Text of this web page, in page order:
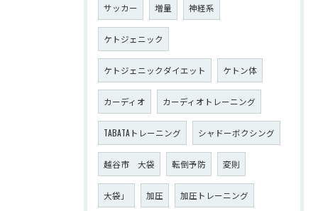
サッカー 増量 神経系
ケトジェニック
ケトジェニックダイエット ケトン体
カーディオ カーディオトレーニング
TABATAトレーニング シャドーボクシング
越谷市 大袋 転倒予防 変則
大袋」 加圧 加圧トレーニング